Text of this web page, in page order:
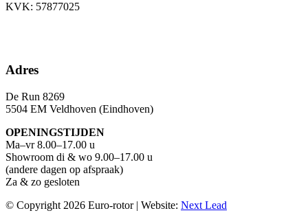
KVK: 57877025
Adres
De Run 8269
5504 EM Veldhoven (Eindhoven)
OPENINGSTIJDEN
Ma–vr 8.00–17.00 u
Showroom di & wo 9.00–17.00 u
(andere dagen op afspraak)
Za & zo gesloten
© Copyright 2026 Euro-rotor | Website: Next Lead